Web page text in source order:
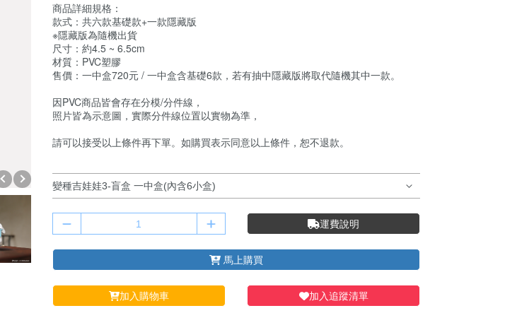
商品詳細規格：
款式：共六款基礎款+一款隱藏版
※隱藏版為隨機出貨
尺寸：約4.5 ~ 6.5cm
材質：PVC塑膠
售價：一中盒720元 / 一中盒含基礎6款，若有抽中隱藏版將取代隨機其中一款。
因PVC商品皆會存在分模/分件線，
照片皆為示意圖，實際分件線位置以實物為準，
請可以接受以上條件再下單。如購買表示同意以上條件，恕不退款。
運費說明
馬上購買
加入購物車 加入追蹤清單